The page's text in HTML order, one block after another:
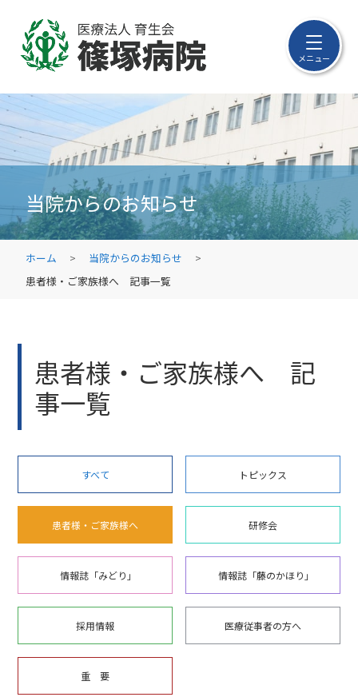
メニュー
当院からのお知らせ
ホーム
当院からのお知らせ
患者様・ご家族様へ 記事一覧
患者様・ご家族様へ 記
事一覧
すべて トピックス
患者様・ご家族様へ 研修会
情報誌「みどり」 情報誌「藤のかほり」
採用情報 医療従事者の方へ
重 要